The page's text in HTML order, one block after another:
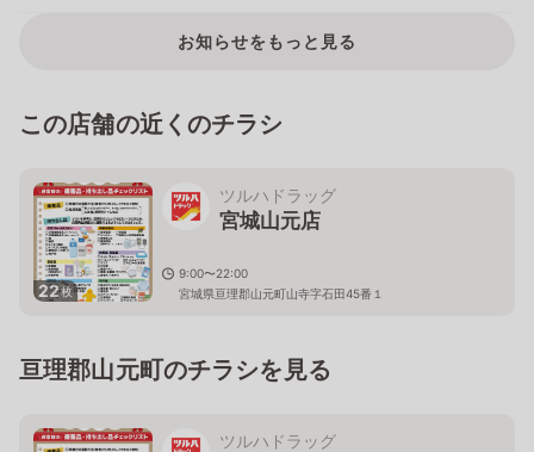
お知らせをもっと見る
この店舗の近くのチラシ
22枚
ツルハドラッグ
宮城山元店
9:00〜22:00
宮城県亘理郡山元町山寺字石田45番１
亘理郡山元町のチラシを見る
ツルハドラッグ